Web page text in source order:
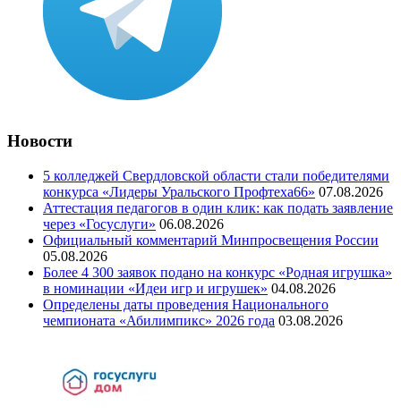
Новости
5 колледжей Свердловской области стали победителями
конкурса «Лидеры Уральского Профтеха66» 07.08.2026
Аттестация педагогов в один клик: как подать заявление
через «Госуслуги» 06.08.2026
Официальный комментарий Минпросвещения России
05.08.2026
Более 4 300 заявок подано на конкурс «Родная игрушка»
в номинации «Идеи игр и игрушек» 04.08.2026
Определены даты проведения Национального
чемпионата «Абилимпикс» 2026 года 03.08.2026